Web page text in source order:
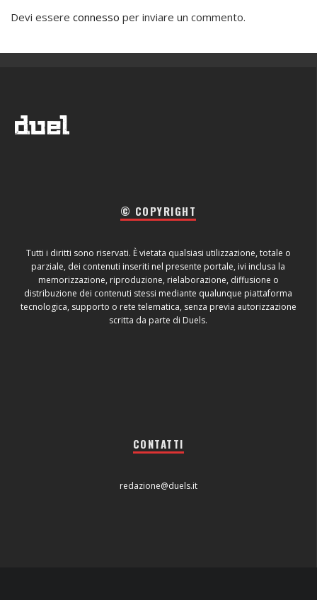
Devi essere connesso per inviare un commento.
© COPYRIGHT
Tutti i diritti sono riservati. È vietata qualsiasi utilizzazione, totale o
parziale, dei contenuti inseriti nel presente portale, ivi inclusa la
memorizzazione, riproduzione, rielaborazione, diffusione o
distribuzione dei contenuti stessi mediante qualunque piattaforma
tecnologica, supporto o rete telematica, senza previa autorizzazione
scritta da parte di Duels.
CONTATTI
redazione@duels.it